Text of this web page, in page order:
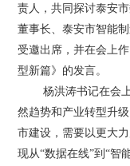
责人，共同探讨泰安
董事长、泰安市智能
受邀出席，并在会上
型新篇》的发言。
杨洪涛书记在会上
然趋势和产业转型升
市建设，需要以更大
现从“数据在线”到“智